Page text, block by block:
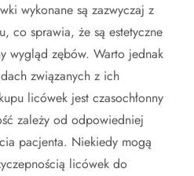
wykonane są zazwyczaj z
co sprawia, że są estetyczne
wygląd zębów. Warto jednak
związanych z ich
licówek jest czasochłonny
zależy od odpowiedniej
pacjenta. Niekiedy mogą
licówek do